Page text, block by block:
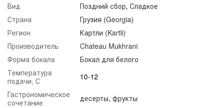
Вид
Поздний сбор, Сладкое
Страна
Грузия (Georgia)
Регион
Картли (Kartli)
Производитель
Chateau Mukhrani
Форма бокала
Бокал для белого
Температура
подачи, С
10-12
Гастрономическое
сочетание
десерты, фрукты